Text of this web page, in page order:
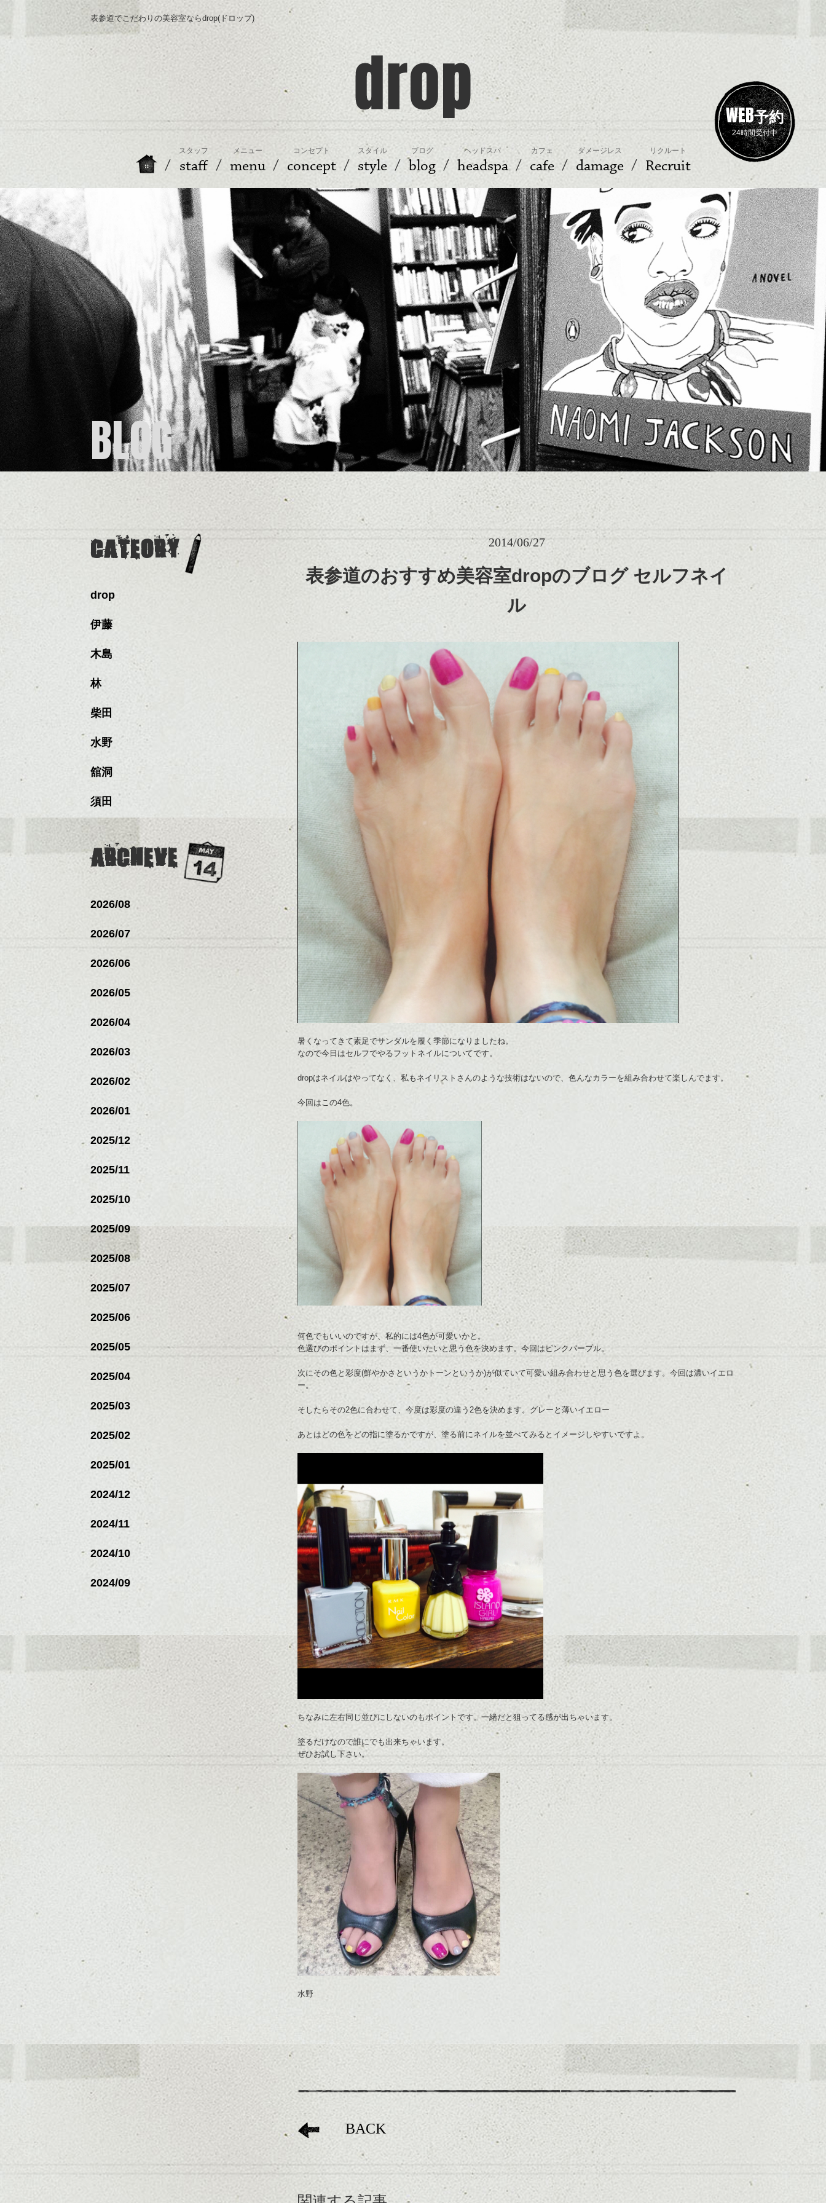
表参道でこだわりの美容室ならdrop(ドロップ)
WEB予約
24時間受付中
スタッフ
staff
メニュー
menu
コンセプト
concept
スタイル
style
ブログ
blog
ヘッドスパ
headspa
カフェ
cafe
ダメージレス
damage
リクルート
Recruit
BLOG
2014/06/27
表参道のおすすめ美容室dropのブログ セルフネイ
ル
暑くなってきて素足でサンダルを履く季節になりましたね。
なので今日はセルフでやるフットネイルについてです。
dropはネイルはやってなく、私もネイリストさんのような技術はないので、色んなカラーを組み合わせて楽しんでます。
今回はこの4色。
何色でもいいのですが、私的には4色が可愛いかと。
色選びのポイントはまず、一番使いたいと思う色を決めます。今回はピンクパープル。
次にその色と彩度(鮮やかさというかトーンというか)が似ていて可愛い組み合わせと思う色を選びます。今回は濃いイエロ
ー。
そしたらその2色に合わせて、今度は彩度の違う2色を決めます。グレーと薄いイエロー
あとはどの色をどの指に塗るかですが、塗る前にネイルを並べてみるとイメージしやすいですよ。
ちなみに左右同じ並びにしないのもポイントです。一緒だと狙ってる感が出ちゃいます。
塗るだけなので誰にでも出来ちゃいます。
ぜひお試し下さい。
水野
BACK
CATEORY
drop
伊藤
木島
林
柴田
水野
舘洞
須田
ARCHEVE
2026/08
2026/07
2026/06
2026/05
2026/04
2026/03
2026/02
2026/01
2025/12
2025/11
2025/10
2025/09
2025/08
2025/07
2025/06
2025/05
2025/04
2025/03
2025/02
2025/01
2024/12
2024/11
2024/10
2024/09